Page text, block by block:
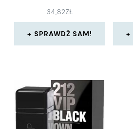
34,82ZŁ
SPRAWDŹ SAM!